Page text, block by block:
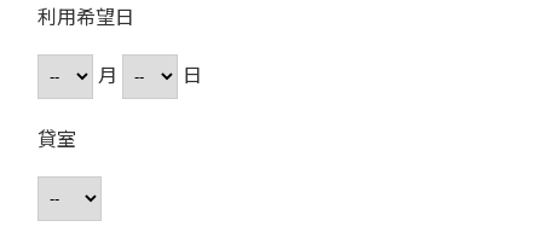
利用希望日
月
日
貸室